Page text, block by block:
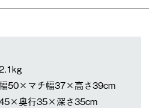
50×マチ幅37×高さ39cm
奥行35×深さ35cm